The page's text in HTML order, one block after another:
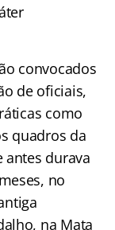
convocados
de oficiais,
como
quadros da
antes durava
no
na Mata